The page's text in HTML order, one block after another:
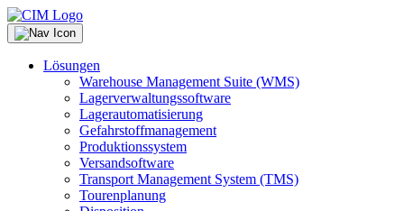
Lösungen
Warehouse Management Suite (WMS)
Lagerverwaltungssoftware
Lagerautomatisierung
Gefahrstoffmanagement
Produktionssystem
Versandsoftware
Transport Management System (TMS)
Tourenplanung